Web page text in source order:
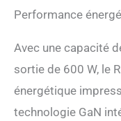
Performance
Avec une capacité
sortie de 600 W, le
énergétique
technologie GaN